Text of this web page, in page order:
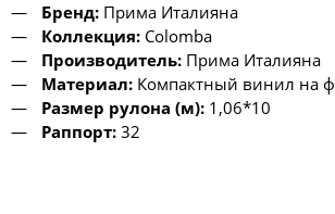
Бренд:Прима Италияна
Коллекция:Colomba
Производитель:Прима Италияна
Материал:Компактный винил на
Размер рулона (м):1,06*10
Раппорт:32